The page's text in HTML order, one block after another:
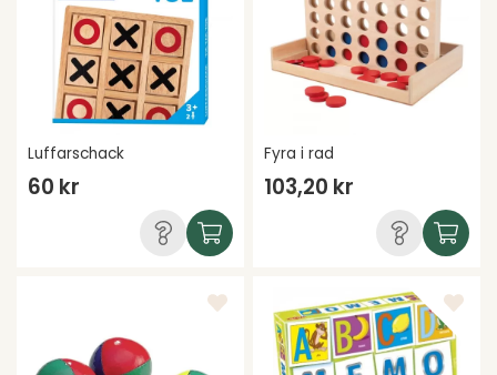
Luffarschack
60 kr
Fyra i rad
103,20 kr